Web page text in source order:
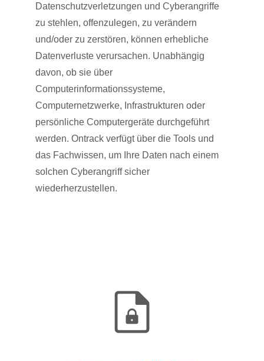
Datenschutzverletzungen und Cyberangriffe
zu stehlen, offenzulegen, zu verändern
und/oder zu zerstören, können erhebliche
Datenverluste verursachen. Unabhängig
davon, ob sie über
Computerinformationssysteme,
Computernetzwerke, Infrastrukturen oder
persönliche Computergeräte durchgeführt
werden. Ontrack verfügt über die Tools und
das Fachwissen, um Ihre Daten nach einem
solchen Cyberangriff sicher
wiederherzustellen.